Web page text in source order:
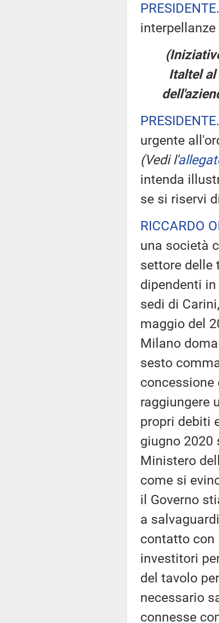
PRESIDENTE
Italtel
PRESIDENTE
urgente
(Vedi l'
intenda
se si riservi
RICCARDO
una società
settore delle
dipendenti
sedi di
maggio del
Milano
sesto
concessione
raggiungere
propri debiti
giugno 2020
Ministero
come si
il Governo
a
contatto con
investitori
del tavolo
necessario
connesse